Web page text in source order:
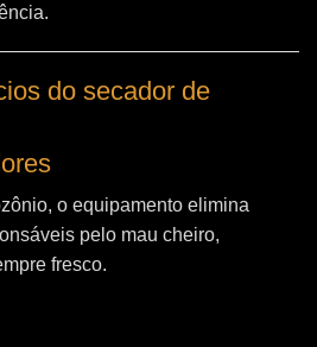
do secador de
o equipamento elimina
pelo mau cheiro,
fresco.